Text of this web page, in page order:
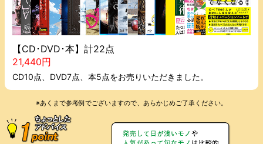
【CD･DVD･本】計22点
21,440円
CD10点、DVD7点、本5点をお売りいただきました。
※あくまで参考例でございますので、あらかじめご了承ください。